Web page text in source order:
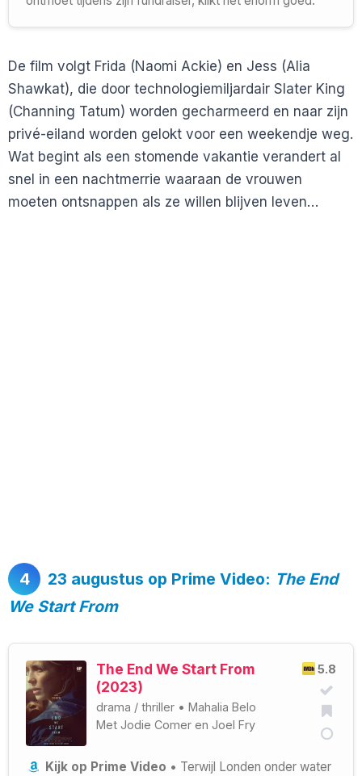
De film volgt Frida (Naomi Ackie) en Jess (Alia
Shawkat), die door technologiemiljardair Slater King
(Channing Tatum) worden gecharmeerd en naar zijn
privé-eiland worden gelokt voor een weekendje weg.
Wat begint als een stomende vakantie verandert al
snel in een nachtmerrie waaraan de vrouwen
moeten ontsnappen als ze willen blijven leven…
4 23 augustus op Prime Video: The End
We Start From
5.8
The End We Start From
(2023)
drama / thriller • Mahalia Belo
Met Jodie Comer en Joel Fry
Kijk op Prime Video • Terwijl Londen onder water